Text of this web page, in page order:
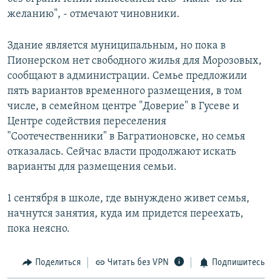
желанию", - отмечают чиновники.
Здание является муниципальным, но пока в
Пионерском нет свободного жилья для Морозовых,
сообщают в администрации. Семье предложили
пять вариантов временного размещения, в том
числе, в семейном центре "Доверие" в Гусеве и
Центре содействия переселения
"Соотечественники" в Багратионовске, но семья
отказалась. Сейчас власти продолжают искать
варианты для размещения семьи.
1 сентября в школе, где вынуждено живет семья,
начнутся занятия, куда им придется переехать,
пока неясно.
Поделиться Читать без VPN Подпишитесь